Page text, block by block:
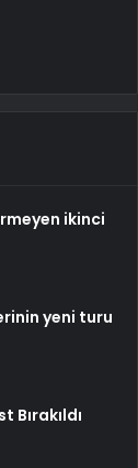
ikinci
yeni turu
Bırakıldı